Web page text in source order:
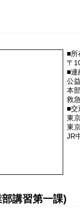
■所
〒
■連
公
本
救
■交
東
東
JR
講習第一課)